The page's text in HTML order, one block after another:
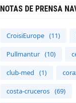
NOTAS DE PRENSA
CroisiEurope (11)
Pullmantur (10)
club-med (1)
costa-cruceros (69)